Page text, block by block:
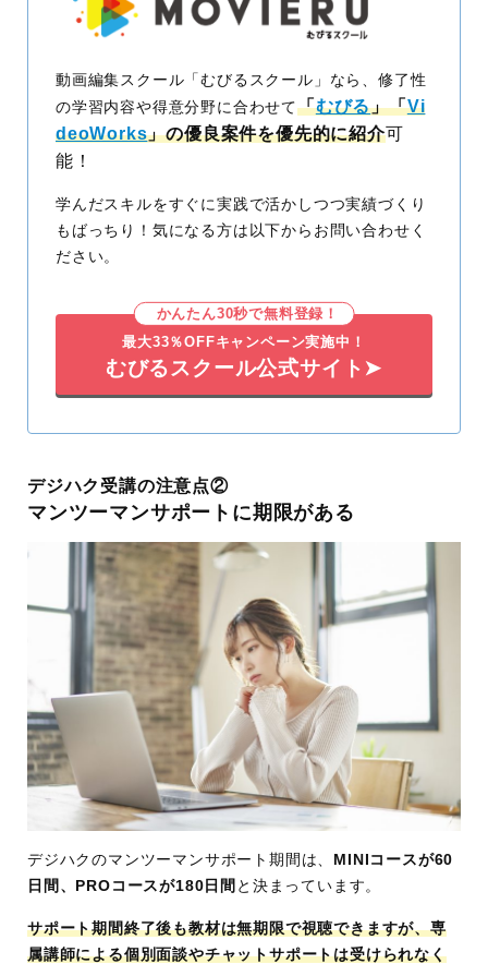
動画編集スクール「むびるスクール」なら、修了性
の学習内容や得意分野に合わせて「むびる」「Vi
deoWorks」の優良案件を優先的に紹介可
能！
学んだスキルをすぐに実践で活かしつつ実績づくり
もばっちり！気になる方は以下からお問い合わせく
ださい。
かんたん30秒で無料登録！
最大33％OFFキャンペーン実施中！
むびるスクール公式サイト➤
デジハク受講の注意点②
マンツーマンサポートに期限がある
デジハクのマンツーマンサポート期間は、
MINIコースが60
日間、PROコースが180日間 と決まっています。
サポート期間終了後も教材は無期限で視聴できますが、専
属講師による個別面談やチャットサポートは受けられなく